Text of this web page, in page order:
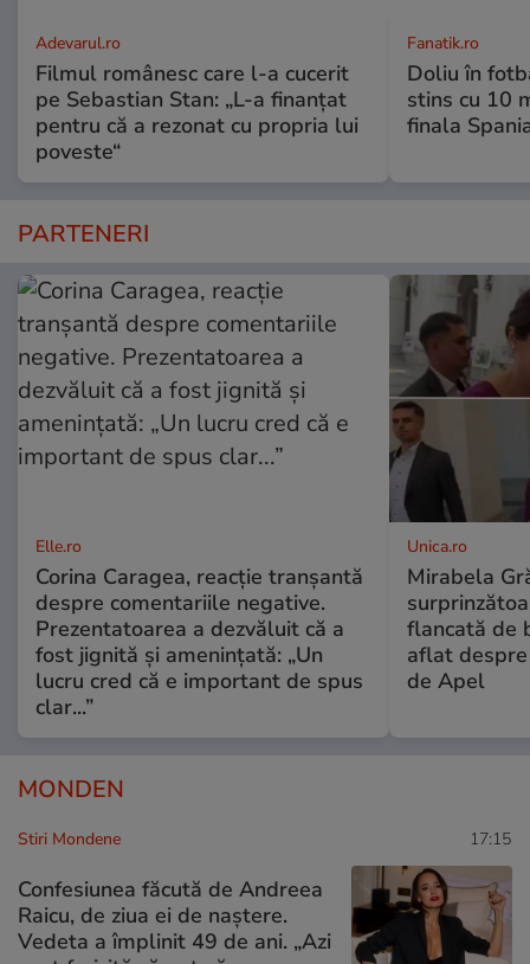
Adevarul.ro
Filmul românesc care l-a cucerit
pe Sebastian Stan: „L-a finanțat
pentru că a rezonat cu propria lui
poveste“
Fanatik.ro
Doliu în
stins cu 10
finala
PARTENERI
Elle.ro
Corina Caragea, reacție tranșantă
despre comentariile negative.
Prezentatoarea a dezvăluit că a
fost jignită și amenințată: „Un
lucru cred că e important de spus
clar...”
Unica.ro
Mirabela
flancată de
aflat
de Apel
MONDEN
Stiri Mondene 17:15
Confesiunea făcută de Andreea
Raicu, de ziua ei de naștere.
Vedeta a împlinit 49 de ani. „Azi